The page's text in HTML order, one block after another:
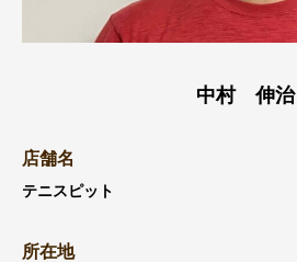
中村 伸治
店舗名
テニスピット
所在地